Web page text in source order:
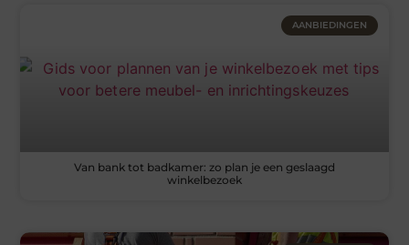
AANBIEDINGEN
Van bank tot badkamer: zo plan je een geslaagd
winkelbezoek